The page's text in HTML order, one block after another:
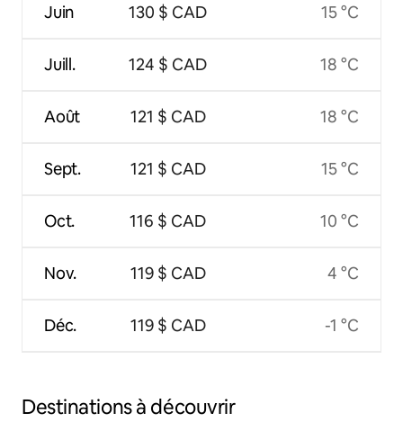
Juin
Juill.
Août
Sept.
Oct.
Nov.
Déc.
130 $ CAD
124 $ CAD
121 $ CAD
121 $ CAD
116 $ CAD
119 $ CAD
119 $ CAD
15 °C
18 °C
18 °C
15 °C
10 °C
4 °C
-1 °C
Destinations à découvrir